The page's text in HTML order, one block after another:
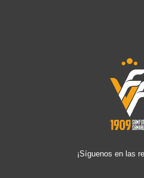
¡Síguenos en las